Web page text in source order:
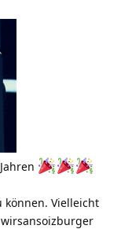
können. Vielleicht